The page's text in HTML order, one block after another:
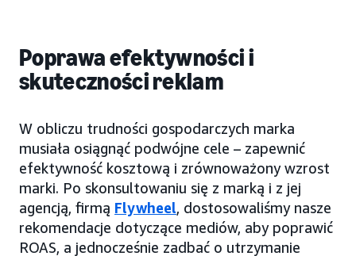
Poprawa efektywności i
skuteczności reklam
W obliczu trudności gospodarczych marka
musiała osiągnąć podwójne cele – zapewnić
efektywność kosztową i zrównoważony wzrost
marki. Po skonsultowaniu się z marką i z jej
agencją, firmą Flywheel, dostosowaliśmy nasze
rekomendacje dotyczące mediów, aby poprawić
ROAS, a jednocześnie zadbać o utrzymanie